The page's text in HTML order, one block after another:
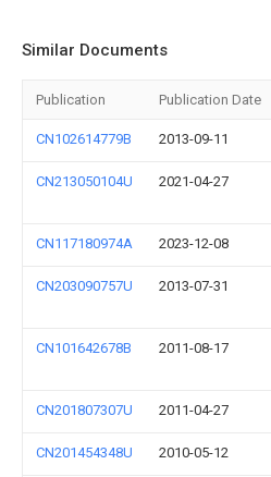
Similar Documents
Publication Publication Date
CN102614779B 2013-09-11
CN213050104U 2021-04-27
CN117180974A 2023-12-08
CN203090757U 2013-07-31
CN101642678B 2011-08-17
CN201807307U 2011-04-27
CN201454348U 2010-05-12